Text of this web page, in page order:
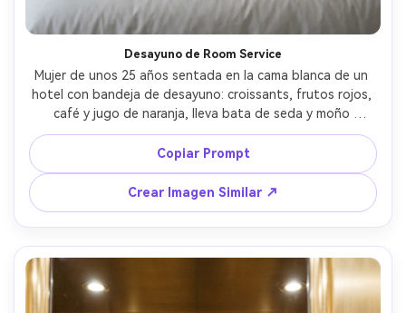
Desayuno de Room Service
Mujer de unos 25 años sentada en la cama blanca de un
hotel con bandeja de desayuno: croissants, frutos rojos,
café y jugo de naranja, lleva bata de seda y moño
despeinado, luz suave de la ventana, sonrisa relajada,
decoración de suite lujosa con tonos neutros, tomada
con Fujifilm GFX 100, 63mm, editorial acogedor, texturas
realistas, alta resolución --ar 4:5
Copiar Prompt
Crear Imagen Similar ↗